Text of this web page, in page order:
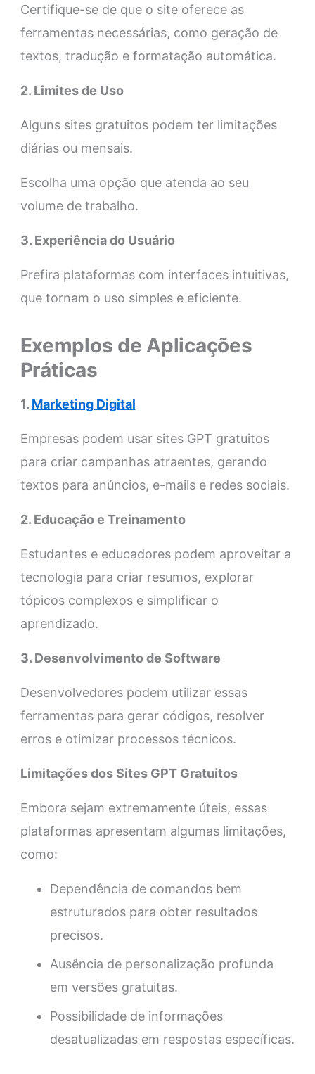
Certifique-se de que o site oferece as
ferramentas necessárias, como geração de
textos, tradução e formatação automática.
2. Limites de Uso
Alguns sites gratuitos podem ter limitações
diárias ou mensais.
Escolha uma opção que atenda ao seu
volume de trabalho.
3. Experiência do Usuário
Prefira plataformas com interfaces intuitivas,
que tornam o uso simples e eficiente.
Exemplos de Aplicações
Práticas
1. Marketing Digital
Empresas podem usar sites GPT gratuitos
para criar campanhas atraentes, gerando
textos para anúncios, e-mails e redes sociais.
2. Educação e Treinamento
Estudantes e educadores podem aproveitar a
tecnologia para criar resumos, explorar
tópicos complexos e simplificar o
aprendizado.
3. Desenvolvimento de Software
Desenvolvedores podem utilizar essas
ferramentas para gerar códigos, resolver
erros e otimizar processos técnicos.
Limitações dos Sites GPT Gratuitos
Embora sejam extremamente úteis, essas
plataformas apresentam algumas limitações,
como:
Dependência de comandos bem
estruturados para obter resultados
precisos.
Ausência de personalização profunda
em versões gratuitas.
Possibilidade de informações
desatualizadas em respostas específicas.